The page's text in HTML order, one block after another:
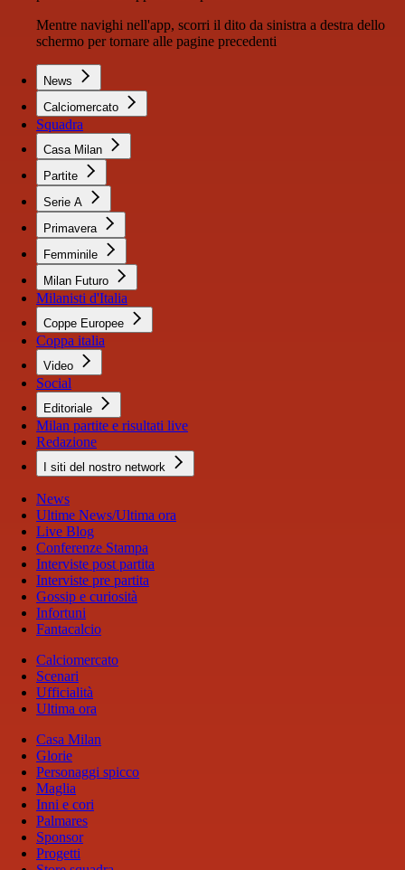
Mentre navighi nell'app, scorri il dito da sinistra a destra dello
schermo per tornare alle pagine precedenti
News
Calciomercato
Squadra
Casa Milan
Partite
Serie A
Primavera
Femminile
Milan Futuro
Milanisti d'Italia
Coppe Europee
Coppa italia
Video
Social
Editoriale
Milan partite e risultati live
Redazione
I siti del nostro network
News
Ultime News/Ultima ora
Live Blog
Conferenze Stampa
Interviste post partita
Interviste pre partita
Gossip e curiosità
Infortuni
Fantacalcio
Calciomercato
Scenari
Ufficialità
Ultima ora
Casa Milan
Glorie
Personaggi spicco
Maglia
Inni e cori
Palmares
Sponsor
Progetti